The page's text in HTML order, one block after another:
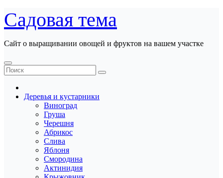
Перейти
к
содержанию
Садовая тема
Сайт о выращивании овощей и фруктов на вашем участке
Деревья и кустарники
Виноград
Груша
Черешня
Абрикос
Слива
Яблоня
Смородина
Актинидия